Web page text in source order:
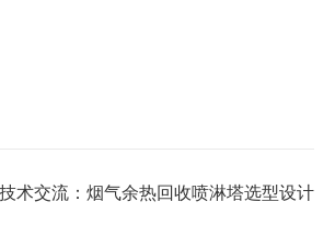
术交流：烟气余热回收喷淋塔选型设计